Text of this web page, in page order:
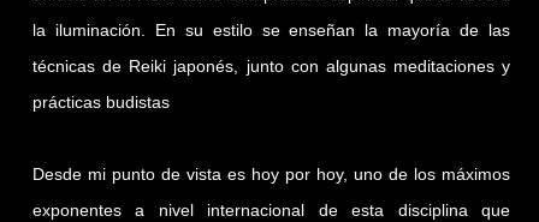
la iluminación. En su estilo se enseñan la mayoría de las
técnicas de Reiki japonés, junto con algunas meditaciones y
prácticas budistas
Desde mi punto de vista es hoy por hoy, uno de los máximos
exponentes a nivel internacional de esta disciplina que